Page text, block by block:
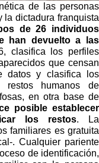
de las personas
la dictadura franquista
de 26 individuos
han devuelto a las
clasifica los perfiles
que censan
datos y clasifica los
restos humanos de
en otra base de
posible establecer
los restos. La
familiares es gratuita
. Cualquier pariente
de identificación,